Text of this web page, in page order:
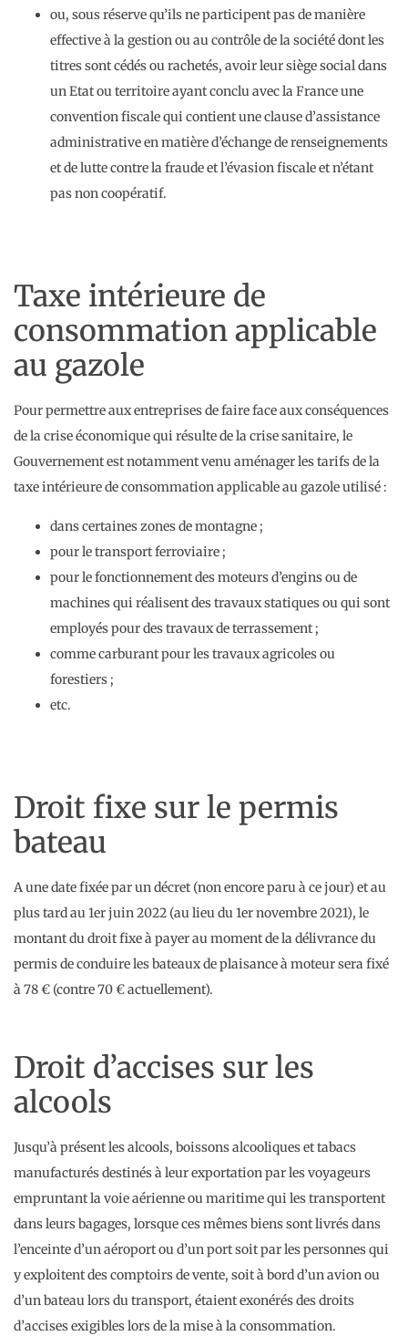
ou, sous réserve qu’ils ne participent pas de manière
effective à la gestion ou au contrôle de la société dont les
titres sont cédés ou rachetés, avoir leur siège social dans
un Etat ou territoire ayant conclu avec la France une
convention fiscale qui contient une clause d’assistance
administrative en matière d’échange de renseignements
et de lutte contre la fraude et l’évasion fiscale et n’étant
pas non coopératif.
Taxe intérieure de
consommation applicable
au gazole
Pour permettre aux entreprises de faire face aux conséquences
de la crise économique qui résulte de la crise sanitaire, le
Gouvernement est notamment venu aménager les tarifs de la
taxe intérieure de consommation applicable au gazole utilisé :
dans certaines zones de montagne ;
pour le transport ferroviaire ;
pour le fonctionnement des moteurs d’engins ou de
machines qui réalisent des travaux statiques ou qui sont
employés pour des travaux de terrassement ;
comme carburant pour les travaux agricoles ou
forestiers ;
etc.
Droit fixe sur le permis
bateau
A une date fixée par un décret (non encore paru à ce jour) et au
plus tard au 1er juin 2022 (au lieu du 1er novembre 2021), le
montant du droit fixe à payer au moment de la délivrance du
permis de conduire les bateaux de plaisance à moteur sera fixé
à 78 € (contre 70 € actuellement).
Droit d’accises sur les
alcools
Jusqu’à présent les alcools, boissons alcooliques et tabacs
manufacturés destinés à leur exportation par les voyageurs
empruntant la voie aérienne ou maritime qui les transportent
dans leurs bagages, lorsque ces mêmes biens sont livrés dans
l’enceinte d’un aéroport ou d’un port soit par les personnes qui
y exploitent des comptoirs de vente, soit à bord d’un avion ou
d’un bateau lors du transport, étaient exonérés des droits
d’accises exigibles lors de la mise à la consommation.